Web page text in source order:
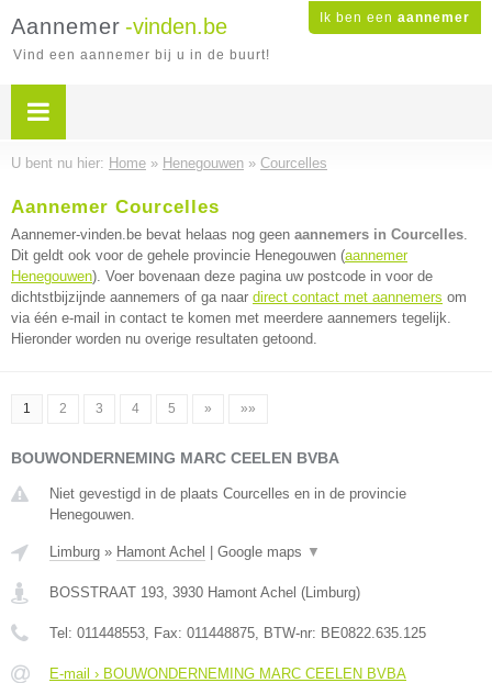
Ik ben een aannemer
Aannemer -vinden.be
Vind een aannemer bij u in de buurt!
U bent nu hier: Home » Henegouwen » Courcelles
Aannemer Courcelles
Aannemer-vinden.be bevat helaas nog geen aannemers in Courcelles.
Dit geldt ook voor de gehele provincie Henegouwen (aannemer
Henegouwen). Voer bovenaan deze pagina uw postcode in voor de
dichtstbijzijnde aannemers of ga naar direct contact met aannemers om
via één e-mail in contact te komen met meerdere aannemers tegelijk.
Hieronder worden nu overige resultaten getoond.
1 2 3 4 5 » »»
BOUWONDERNEMING MARC CEELEN BVBA
Niet gevestigd in de plaats Courcelles en in de provincie
Henegouwen.
Limburg » Hamont Achel Google maps ▼
BOSSTRAAT 193, 3930 Hamont Achel (Limburg)
Tel: 011448553, Fax: 011448875, BTW-nr: BE0822.635.125
E-mail › BOUWONDERNEMING MARC CEELEN BVBA